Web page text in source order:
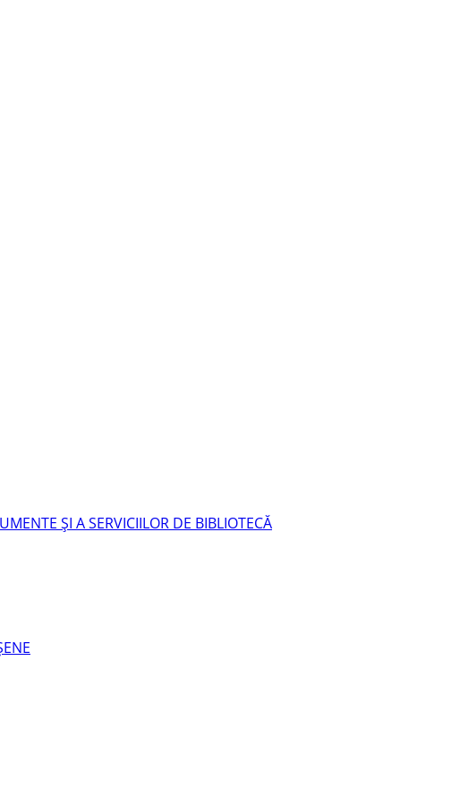
ŞI A SERVICIILOR DE BIBLIOTECĂ